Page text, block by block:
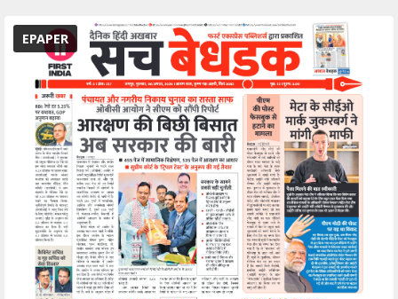
EPAPER